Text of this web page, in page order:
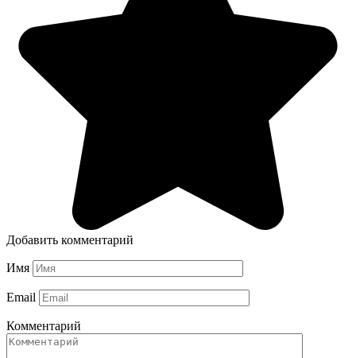
Добавить комментарий
Имя
Email
Комментарий